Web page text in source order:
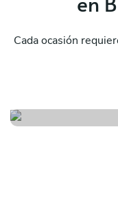
Cada ocasión